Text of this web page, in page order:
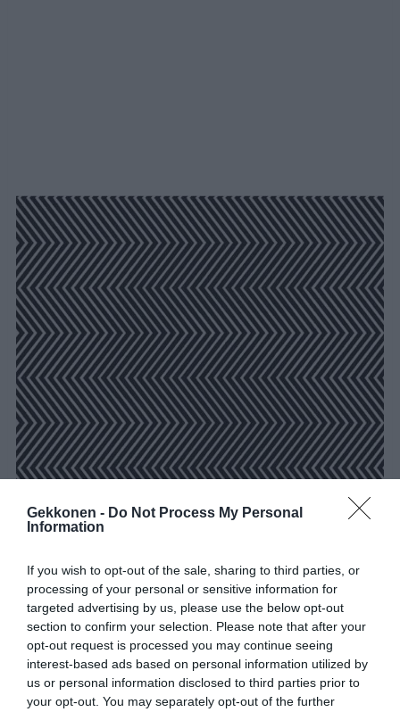
Gekkonen - Do Not Process My Personal
Information
If you wish to opt-out of the sale, sharing to third parties, or
processing of your personal or sensitive information for
targeted advertising by us, please use the below opt-out
section to confirm your selection. Please note that after your
opt-out request is processed you may continue seeing
interest-based ads based on personal information utilized by
us or personal information disclosed to third parties prior to
your opt-out. You may separately opt-out of the further
Vastaus löytyy seuraavalta sivulta.
1 / 2